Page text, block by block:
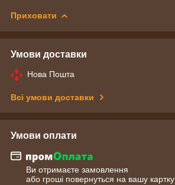
Приховати
Умови доставки
Нова Пошта
Всі умови доставки
Умови оплати
Ви отримаєте замовлення
або гроші повернуться на вашу картку